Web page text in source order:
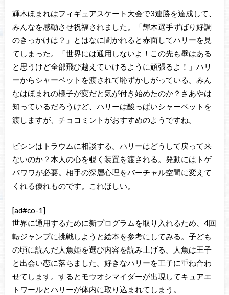
輝木ほまれはフィギュアスケート大会で3連勝を達成して、
みんなを感動させ祝福されました。「輝木選手ずばり好調
のきっかけは？」とはなに聞かれると赤面してハリーを見
てしまった。「世界には通用しないよ！この先も壁はある
と思うけど全部飛び越えていけるように頑張るよ！」ハリ
ーからシャーベットを渡されて恥ずかしがっている。みん
なはほまれの様子が変だと気が付き始めたのか？さあやは
知っているだろうけど、ハリーは酸っぱいシャーベットを
渡しますが、チョコミントがおすすめのようですね。
ビシンはトラウムに相談する。ハリーはどうして戻って来
ないのか？本人の心を覗く装置を渡される。発動にはトゲ
パワワが必要。相手の深層心理をバーチャル空間に変えて
くれる優れものです。これほしい。
[ad#co-1]
世界に通用するために新プログラムを取り入れるため、4回
転ジャンプに挑戦しようと絵本を参考にしてみる。子ども
の頃に読んだ人魚姫を選び内容を読み上げる。人魚は王子
と出会い恋に落ちました。好きなハリーを王子に重ね合わ
せてします。するとモウオシマイダーが出現してキュアエ
トワールとハリーが体内に取り込まれてしまう。